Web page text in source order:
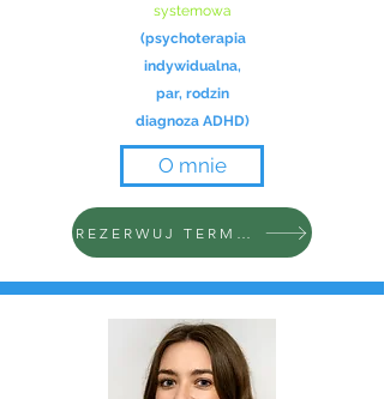
systemowa
(psychoterapia
indywidualna,
par, rodzin
diagnoza ADHD)
O mnie